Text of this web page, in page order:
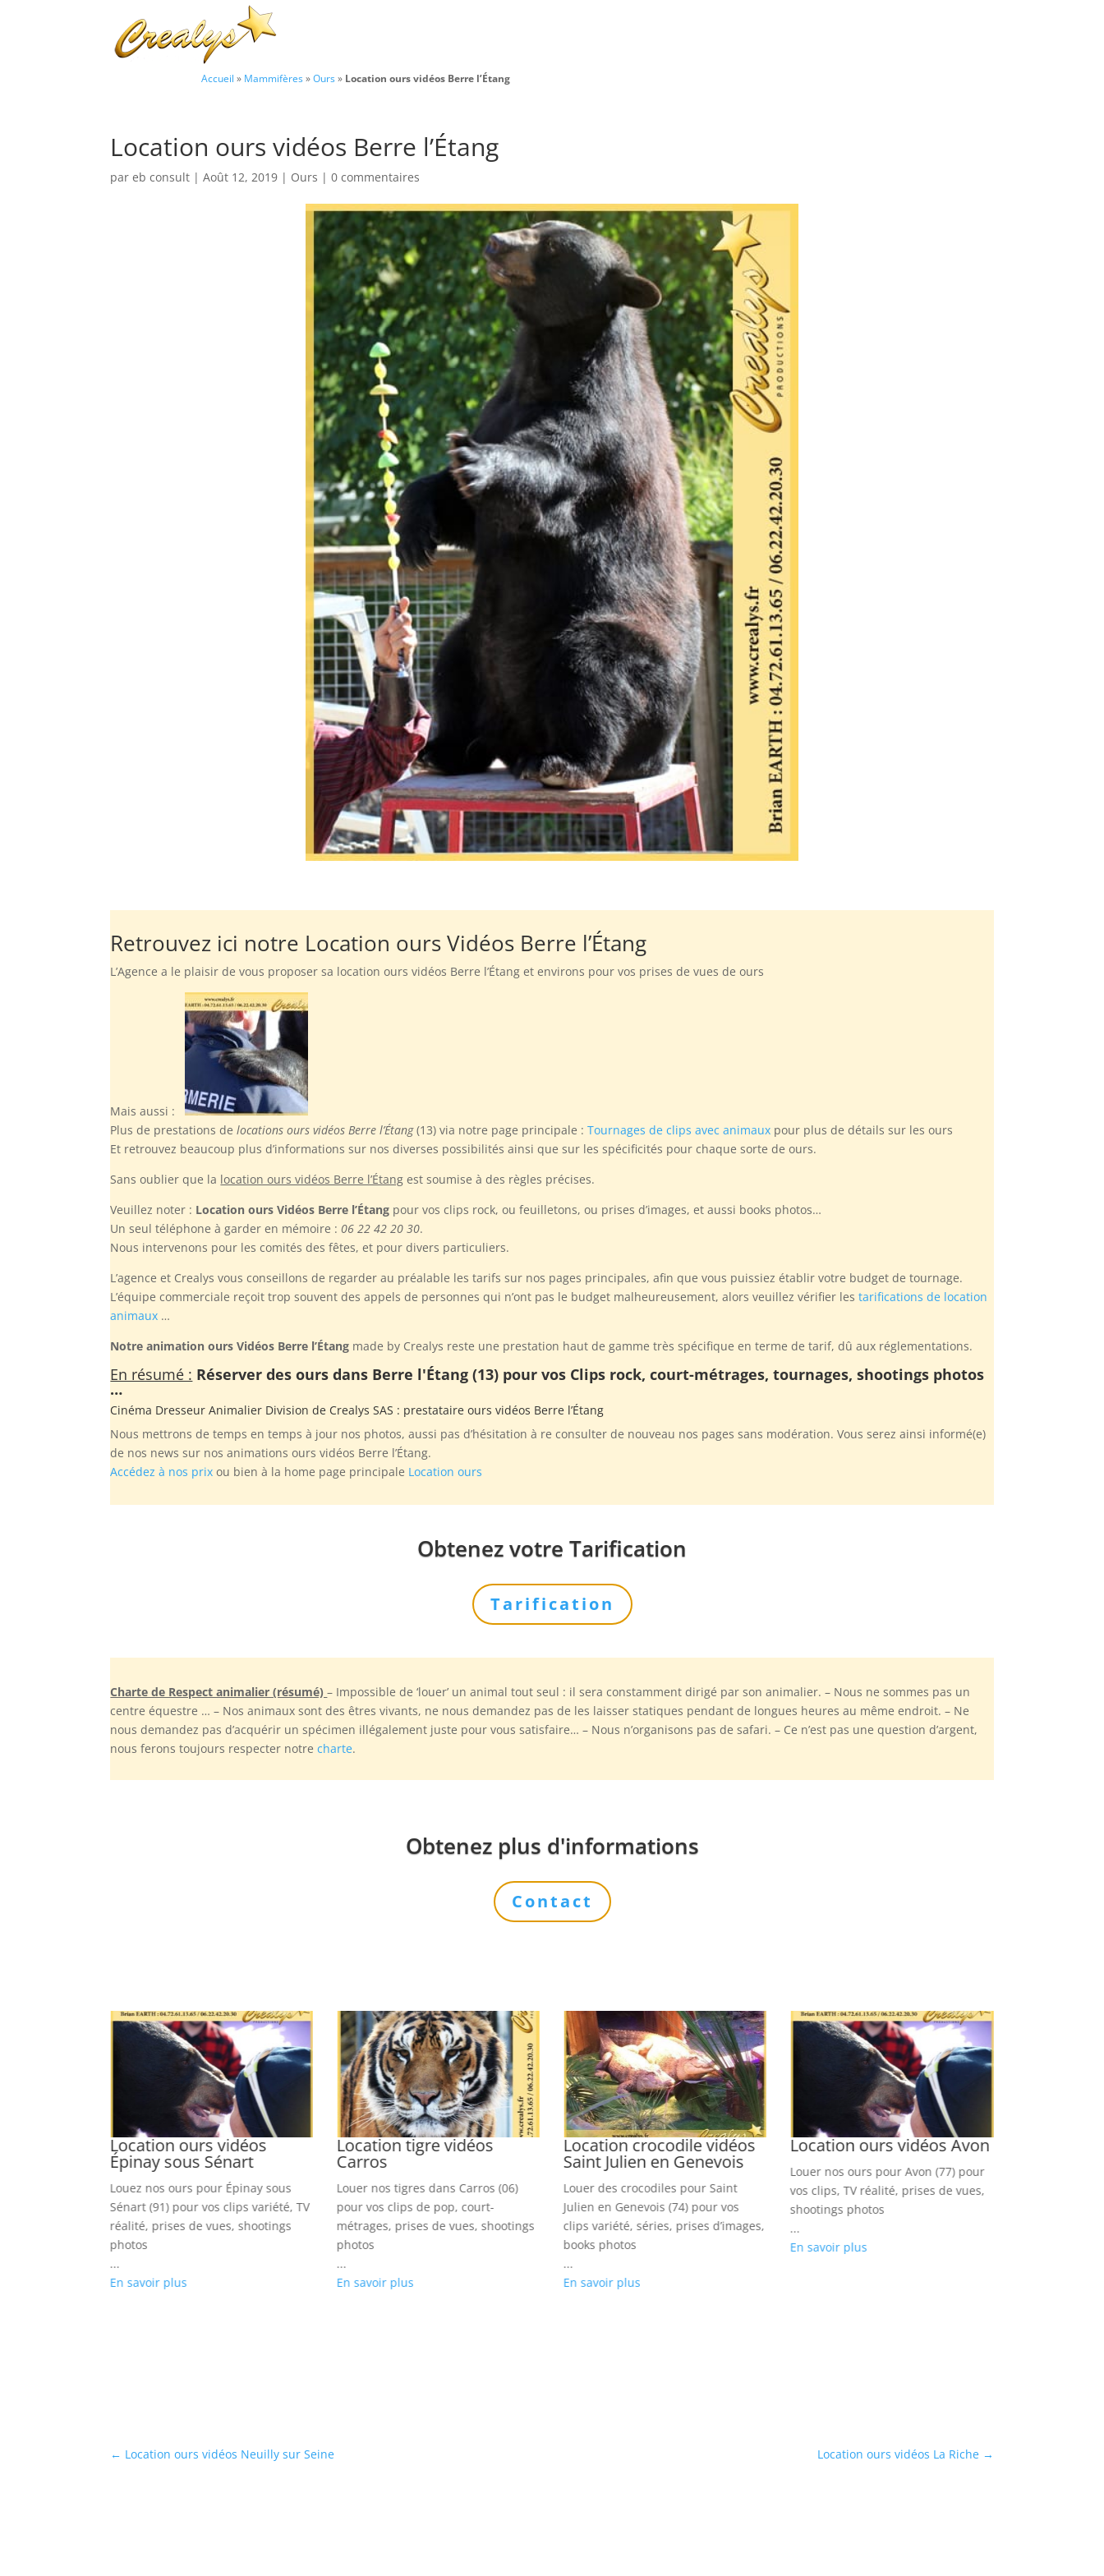
Accueil » Mammifères»Ours» Location ours vidéos Berre l’Étang
Location ours vidéos Berre l’Étang
pareb consult |Août 12, 2019 | Ours |0 commentaires
Retrouvez ici notre Location ours Vidéos Berre l’Étang
L’Agence a le plaisir de vous proposer sa location ours vidéos Berre l’Étang et environs pour vos prises de vues de ours
Mais aussi :
Plus de prestations delocations ours vidéos Berre l’Étang(13) via notre page principale :Tournages de clips avec animaux pour plus de détails sur les ours
Et retrouvez beaucoup plus d’informations sur nos diverses possibilités ainsi que sur les spécificités pour chaque sorte de ours.
Sans oublier que la location ours vidéos Berre l’Étang est soumise à des règles précises.
Veuillez noter : Location ours Vidéos Berre l’Étang pour vos clips rock, ou feuilletons, ou prises d’images, et aussi books photos…
Un seul téléphone à garder en mémoire :06 22 42 20 30.
Nous intervenons pour les comités des fêtes, et pour divers particuliers.
L’agence et Crealys vous conseillons de regarder au préalable les tarifs sur nos pages principales, afin que vous puissiez établir votre budget de tournage.
L’équipe commerciale reçoit trop souvent des appels de personnes qui n’ont pas le budget malheureusement, alors veuillez vérifier lestarifications de location
animaux …
Notre animation ours Vidéos Berre l’Étang made by Crealys reste une prestation haut de gamme très spécifique en terme de tarif, dû aux réglementations.
En résumé : Réserver des ours dans Berre l'Étang (13) pour vos Clips rock, court-métrages, tournages, shootings photos
…
Cinéma Dresseur Animalier Division de Crealys SAS : prestataire ours vidéos Berre l’Étang
Nous mettrons de temps en temps à jour nos photos, aussi pas d’hésitation à re consulter de nouveau nos pages sans modération. Vous serez ainsi informé(e)
de nos news sur nos animations ours vidéos Berre l’Étang.
Accédez à nos prix ou bien à la home page principale Location ours
Obtenez votre Tarification
Tarification
Charte de Respect animalier (résumé)– Impossible de ‘louer’ un animal tout seul : il sera constamment dirigé par son animalier. – Nous ne sommes pas un
centre équestre … – Nos animaux sont des êtres vivants, ne nous demandez pas de les laisser statiques pendant de longues heures au même endroit. – Ne
nous demandez pas d’acquérir un spécimen illégalement juste pour vous satisfaire… – Nous n’organisons pas de safari. – Ce n’est pas une question d’argent,
nous ferons toujours respecter notrecharte.
Obtenez plus d'informations
Contact
Location ours vidéos
Épinay sous Sénart
Louez nos ours pour Épinay sous
Sénart (91) pour vos clips variété, TV
réalité, prises de vues, shootings
photos
...
En savoir plus
Location tigre vidéos
Carros
Louer nos tigres dans Carros (06)
pour vos clips de pop, court-
métrages, prises de vues, shootings
photos
...
En savoir plus
Location crocodile vidéos
Saint Julien en Genevois
Louer des crocodiles pour Saint
Julien en Genevois (74) pour vos
clips variété, séries, prises d’images,
books photos
...
En savoir plus
Location ours vidéos Avon
Louer nos ours pour Avon (77) pour
vos clips, TV réalité, prises de vues,
shootings photos
...
En savoir plus
← Location ours vidéos Neuilly sur Seine Location ours vidéos La Riche→